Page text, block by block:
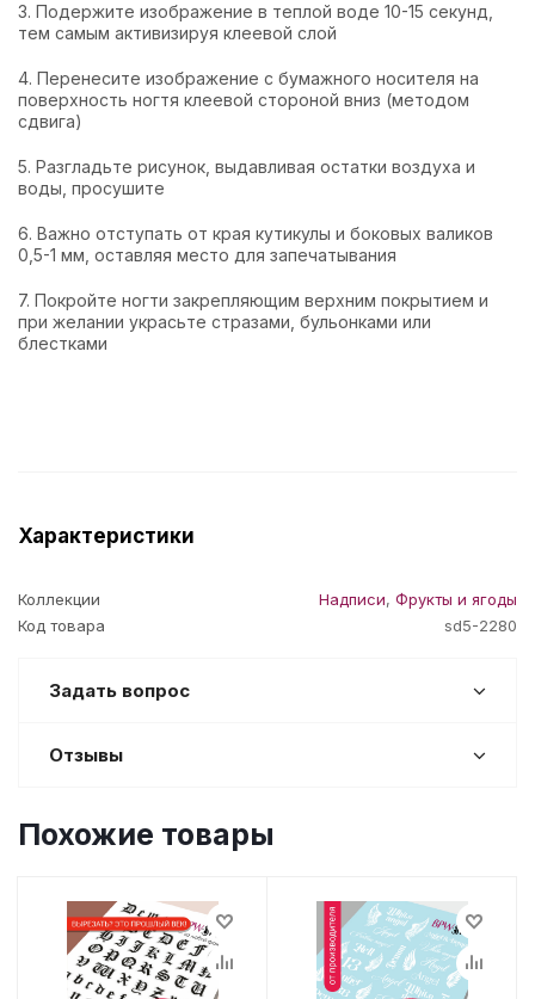
3. Подержите изображение в теплой воде 10-15 секунд,
тем самым активизируя клеевой слой
4. Перенесите изображение с бумажного носителя на
поверхность ногтя клеевой стороной вниз (методом
сдвига)
5. Разгладьте рисунок, выдавливая остатки воздуха и
воды, просушите
6. Важно отступать от края кутикулы и боковых валиков
0,5-1 мм, оставляя место для запечатывания
7. Покройте ногти закрепляющим верхним покрытием и
при желании украсьте стразами, бульонками или
блестками
Характеристики
Коллекции Надписи, Фрукты и ягоды
Код товара
sd5-2280
Задать вопрос
Отзывы
Похожие товары